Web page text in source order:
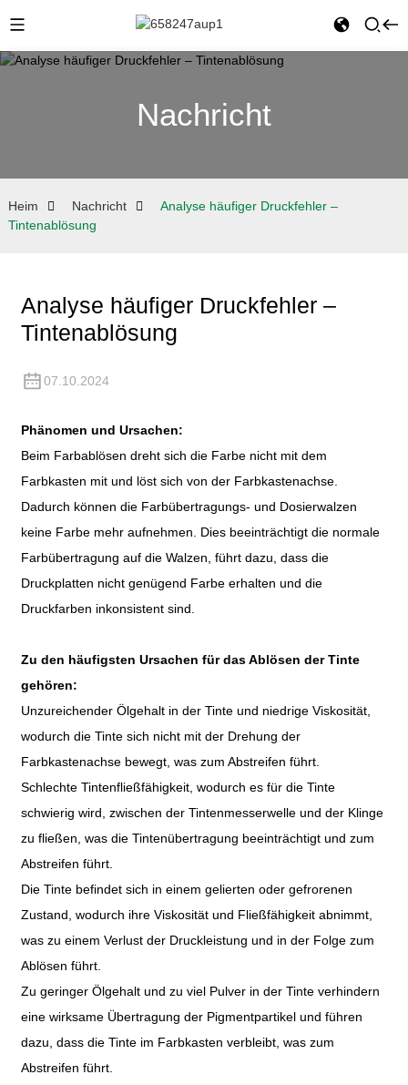
Nachricht
Heim Nachricht
Analyse häufiger Druckfehler –
Tintenablösung
Analyse häufiger Druckfehler –
Tintenablösung
07.10.2024
Phänomen und Ursachen:
Beim Farbablösen dreht sich die Farbe nicht mit dem
Farbkasten mit und löst sich von der Farbkastenachse.
Dadurch können die Farbübertragungs- und Dosierwalzen
keine Farbe mehr aufnehmen. Dies beeinträchtigt die normale
Farbübertragung auf die Walzen, führt dazu, dass die
Druckplatten nicht genügend Farbe erhalten und die
Druckfarben inkonsistent sind.
Zu den häufigsten Ursachen für das Ablösen der Tinte
gehören:
Unzureichender Ölgehalt in der Tinte und niedrige Viskosität,
wodurch die Tinte sich nicht mit der Drehung der
Farbkastenachse bewegt, was zum Abstreifen führt.
Schlechte Tintenfließfähigkeit, wodurch es für die Tinte
schwierig wird, zwischen der Tintenmesserwelle und der Klinge
zu fließen, was die Tintenübertragung beeinträchtigt und zum
Abstreifen führt.
Die Tinte befindet sich in einem gelierten oder gefrorenen
Zustand, wodurch ihre Viskosität und Fließfähigkeit abnimmt,
was zu einem Verlust der Druckleistung und in der Folge zum
Ablösen führt.
Zu geringer Ölgehalt und zu viel Pulver in der Tinte verhindern
eine wirksame Übertragung der Pigmentpartikel und führen
dazu, dass die Tinte im Farbkasten verbleibt, was zum
Abstreifen führt.